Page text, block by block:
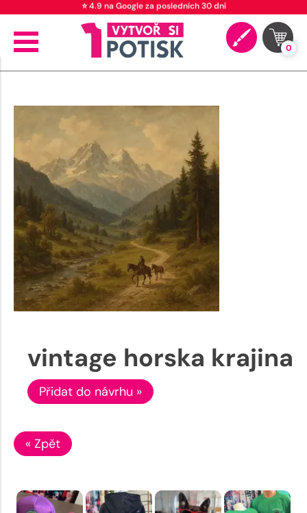
⭐ 4.9 na Google za posledních 30 dní
0
vintage horska krajina
Přidat do návrhu »
« Zpět